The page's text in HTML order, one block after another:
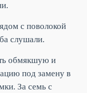
с поволокой
слушали.
обмякшую и
под замену в
За семь с